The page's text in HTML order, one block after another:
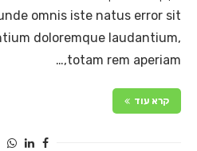
omnis iste natus error sit
doloremque laudantium,
totam rem aperiam,…
קרא עוד